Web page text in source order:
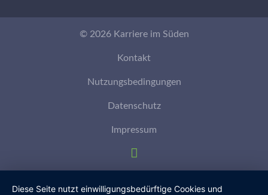
© 2026 Karriere im Süden
Kontakt
Nutzungsbedingungen
Datenschutz
Impressum
Diese Seite nutzt einwilligungsbedürftige Cookies und